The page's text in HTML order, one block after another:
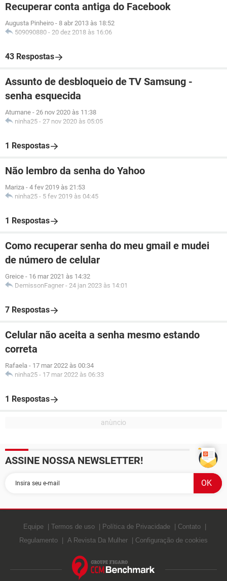
Recuperar conta antiga do Facebook
Augusta Pinheiro - 8 abr 2013 às 18:52
509090880 - 20 dez 2018 às 16:06
43 Respostas
Assunto de desbloqueio de TV Samsung -
senha esquecida
Atumane - 26 nov 2020 às 11:38
ninha25 - 27 nov 2020 às 05:05
1 Respostas
Não lembro da senha do Yahoo
Mariza - 4 fev 2019 às 21:53
ninha25 - 5 fev 2019 às 04:45
1 Respostas
Como recuperar senha do meu gmail e mudei
de número de celular
Greice - 16 mar 2021 às 14:32
DemissonFagner - 24 jan 2023 às 14:01
7 Respostas
Celular não aceita a senha mesmo estando
correta
Rafaela - 17 mar 2022 às 00:34
ninha25 - 17 mar 2022 às 06:33
1 Respostas
ASSINE NOSSA NEWSLETTER!
Equipe Termos de uso Política de Privacidade
Contato
Regulamento
A Revista Da Mulher Configuração de cookies